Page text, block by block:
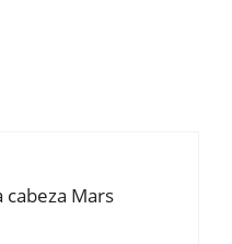
cabeza Mars